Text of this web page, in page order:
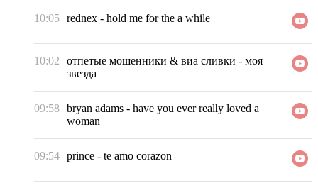
10:05 rednex - hold me for the a while
10:02 отпетые мошенники & виа сливки - моя
звезда
09:58 bryan adams - have you ever really loved a
woman
09:54 prince - te amo corazon